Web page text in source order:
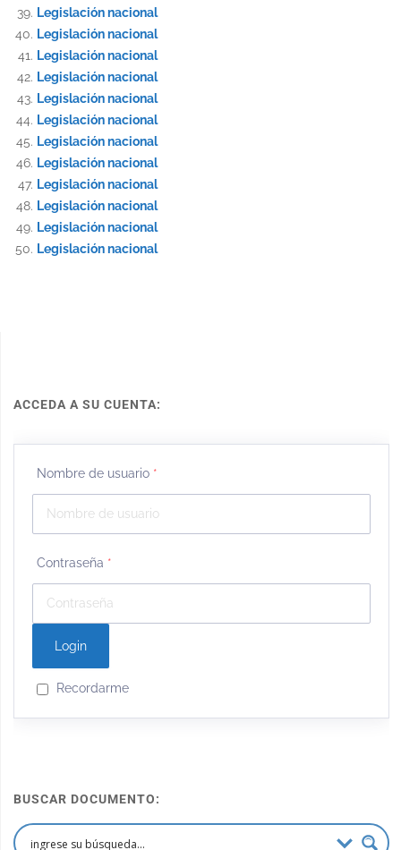
Legislación nacional
Legislación nacional
Legislación nacional
Legislación nacional
Legislación nacional
Legislación nacional
Legislación nacional
Legislación nacional
Legislación nacional
Legislación nacional
Legislación nacional
Legislación nacional
ACCEDA A SU CUENTA:
Nombre de usuario *
Contraseña *
Recordarme
BUSCAR DOCUMENTO: